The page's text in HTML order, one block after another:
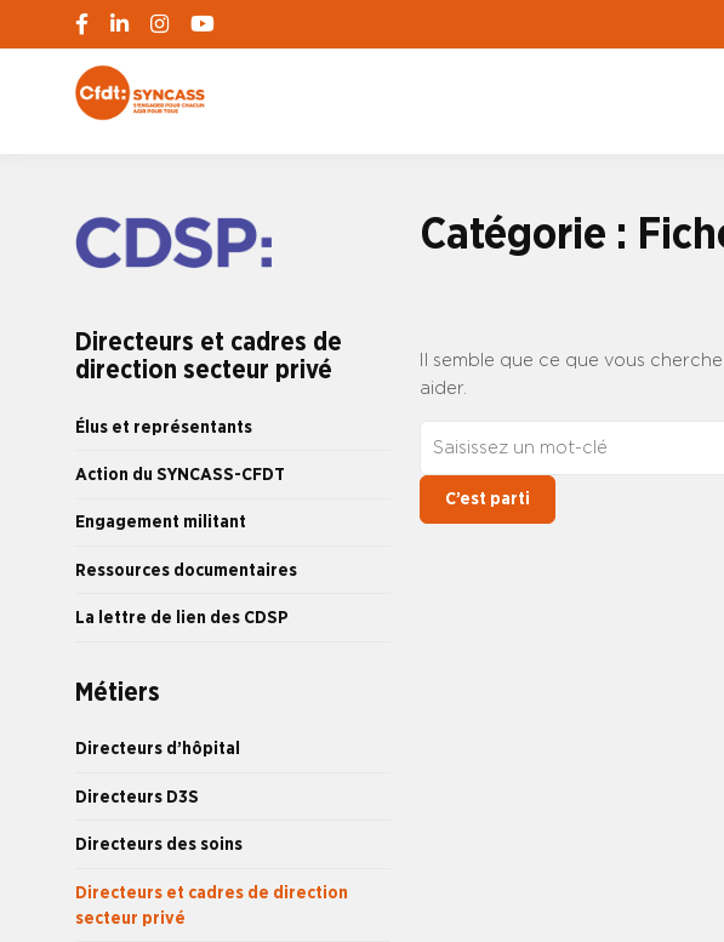
Directeurs et cadres de
direction secteur privé
Élus et représentants
Action du SYNCASS-CFDT
Engagement militant
Ressources documentaires
La lettre de lien des CDSP
Métiers
Directeurs d’hôpital
Directeurs D3S
Directeurs des soins
Directeurs et cadres de direction
secteur privé
Catégorie :
Il semble que ce que vous
aider.